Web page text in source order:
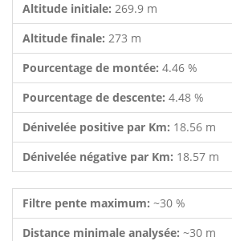
Altitude initiale: 269.9 m
Altitude finale: 273 m
Pourcentage de montée: 4.46 %
Pourcentage de descente: 4.48 %
Dénivelée positive par Km: 18.56 m
Dénivelée négative par Km: 18.57 m
Filtre pente maximum: ~30 %
Distance minimale analysée: ~30 m